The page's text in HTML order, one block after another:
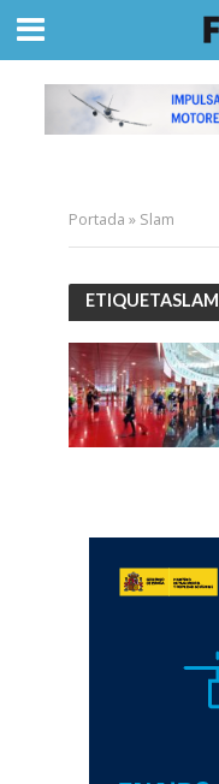
Portada » Slam
ETIQUETASLAM